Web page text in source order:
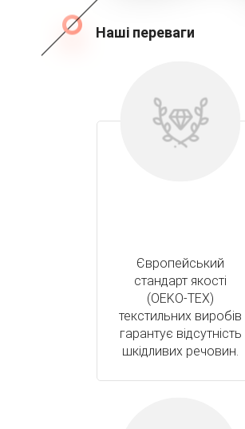
Наші переваги
Європейський
стандарт якості
(OEKO-TEX)
текстильних виробів
гарантує відсутність
шкідливих речовин.